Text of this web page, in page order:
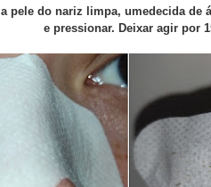
pele do nariz limpa, umedecida de
e pressionar. Deixar agir por